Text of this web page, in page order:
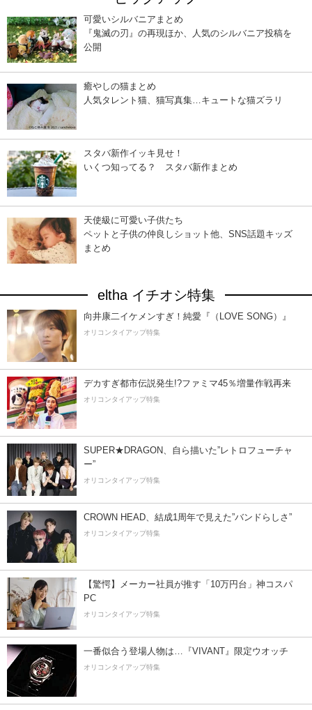
可愛いシルバニアまとめ
『鬼滅の刃』の再現ほか、人気のシルバニア投稿を
公開
癒やしの猫まとめ
人気タレント猫、猫写真集…キュートな猫ズラリ
スタバ新作イッキ見せ！
いくつ知ってる？ スタバ新作まとめ
天使級に可愛い子供たち
ペットと子供の仲良しショット他、SNS話題キッズ
まとめ
eltha イチオシ特集
向井康二イケメンすぎ！純愛『（LOVE SONG）』
オリコンタイアップ特集
デカすぎ都市伝説発生!?ファミマ45％増量作戦再来
オリコンタイアップ特集
SUPER★DRAGON、自ら描いた”レトロフューチャ
ー”
オリコンタイアップ特集
CROWN HEAD、結成1周年で見えた”バンドらしさ”
オリコンタイアップ特集
【驚愕】メーカー社員が推す「10万円台」神コスパ
PC
オリコンタイアップ特集
一番似合う登場人物は…『VIVANT』限定ウオッチ
オリコンタイアップ特集